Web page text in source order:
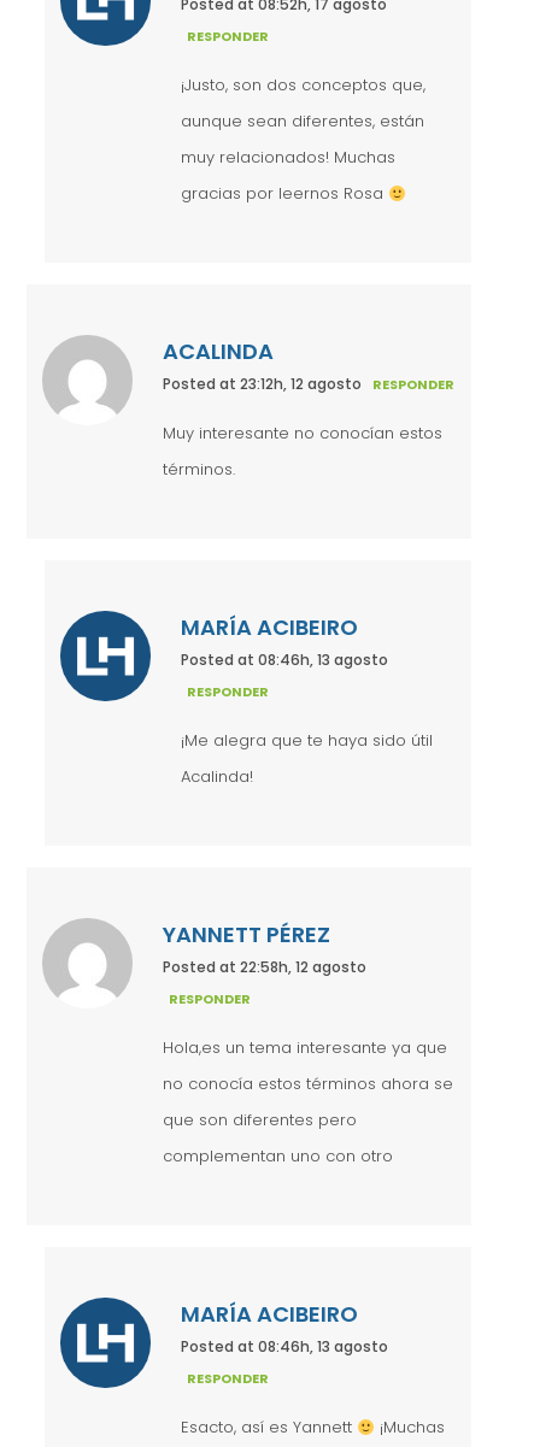
Posted at 08:52h, 17 agosto
RESPONDER
¡Justo, son dos conceptos que,
aunque sean diferentes, están
muy relacionados! Muchas
gracias por leernos Rosa
ACALINDA
Posted at 23:12h, 12 agosto RESPONDER
Muy interesante no conocían estos
términos.
MARÍA ACIBEIRO
Posted at 08:46h, 13 agosto
RESPONDER
¡Me alegra que te haya sido útil
Acalinda!
YANNETT PÉREZ
Posted at 22:58h, 12 agosto
RESPONDER
Hola,es un tema interesante ya que
no conocía estos términos ahora se
que son diferentes pero
complementan uno con otro
MARÍA ACIBEIRO
Posted at 08:46h, 13 agosto
RESPONDER
Esacto, así es Yannett ¡Muchas